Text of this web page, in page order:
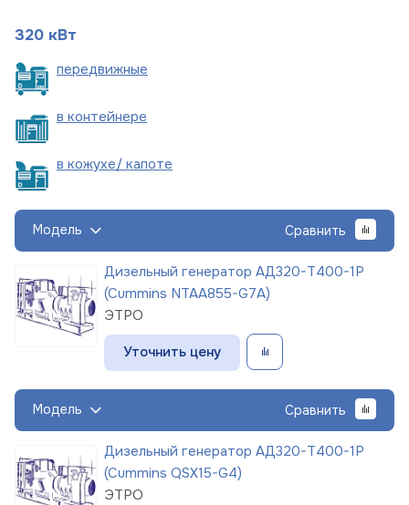
320 кВт
передвижные
в контейнере
в кожухе/ капоте
Модель Сравнить
Дизельный генератор АД320-Т400-1Р
(Cummins NTAA855-G7A)
ЭТРО
Уточнить цену
Модель Сравнить
Дизельный генератор АД320-Т400-1Р
(Cummins QSX15-G4)
ЭТРО